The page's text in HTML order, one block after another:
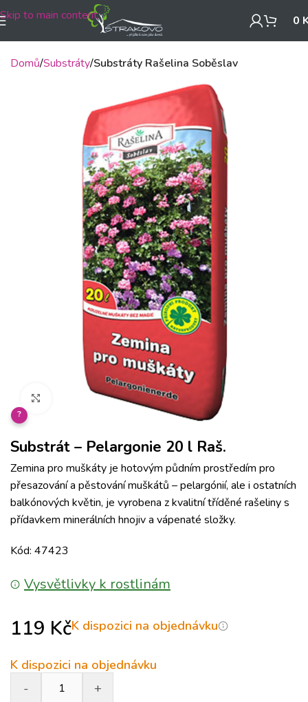
Skip to main content 0
Domů Substráty Substráty Rašelina Soběslav
Klikněte pro zvětšení
?
Substrát – Pelargonie 20 l Raš.
Zemina pro muškáty je hotovým půdním prostředím pro
přesazování a pěstování muškátů – pelargónií, ale i ostatních
balkónových květin, je vyrobena z kvalitní tříděné rašeliny s
přídavkem minerálních hnojiv a vápenaté složky.
Kód: 47423
Vysvětlivky k rostlinám
119 KčK dispozici na objednávku
K dispozici na objednávku